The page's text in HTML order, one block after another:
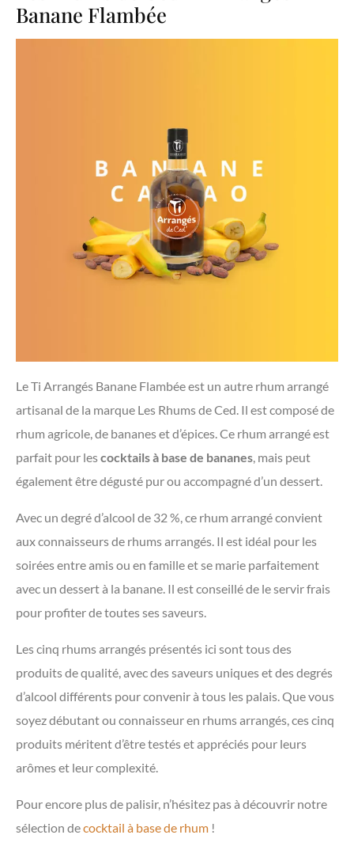
Banane Flambée
Le Ti Arrangés Banane Flambée est un autre rhum arrangé
artisanal de la marque Les Rhums de Ced. Il est composé de
rhum agricole, de bananes et d’épices. Ce rhum arrangé est
parfait pour lescocktails à base de bananes, mais peut
également être dégusté pur ou accompagné d’un dessert.
Avec un degré d’alcool de 32 %, ce rhum arrangé convient
aux connaisseurs de rhums arrangés. Il est idéal pour les
soirées entre amis ou en famille et se marie parfaitement
avec un dessert à la banane. Il est conseillé de le servir frais
pour profiter de toutes ses saveurs.
Les cinq rhums arrangés présentés ici sont tous des
produits de qualité, avec des saveurs uniques et des degrés
d’alcool différents pour convenir à tous les palais. Que vous
soyez débutant ou connaisseur en rhums arrangés, ces cinq
produits méritent d’être testés et appréciés pour leurs
arômes et leur complexité.
Pour encore plus de palisir, n’hésitez pas à découvrir notre
sélection decocktail à base de rhum !